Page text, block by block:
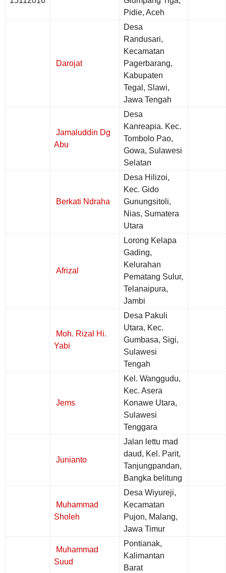
Pidie, Aceh
Darojat
Desa
Randusari,
Kecamatan
Pagerbarang,
Kabupaten
Tegal, Slawi,
Jawa Tengah
Jamaluddin Dg
Abu
Desa
Kanreapia. Kec.
Tombolo Pao,
Gowa, Sulawesi
Selatan
Berkati Ndraha
Desa Hilizoi,
Kec. Gido
Gunungsitoli,
Nias, Sumatera
Utara
Afrizal
Lorong Kelapa
Gading,
Kelurahan
Pematang Sulur,
Telanaipura,
Jambi
Moh. Rizal Hi.
Yabi
Desa Pakuli
Utara, Kec.
Gumbasa, Sigi,
Sulawesi
Tengah
Jems
Kel. Wanggudu,
Kec. Asera
Konawe Utara,
Sulawesi
Tenggara
Junianto
Jalan lettu mad
daud, Kel. Parit,
Tanjungpandan,
Bangka belitung
Muhammad
Sholeh
Desa Wiyureji,
Kecamatan
Pujon, Malang,
Jawa Timur
Muhammad
Suud
Pontianak,
Kalimantan
Barat